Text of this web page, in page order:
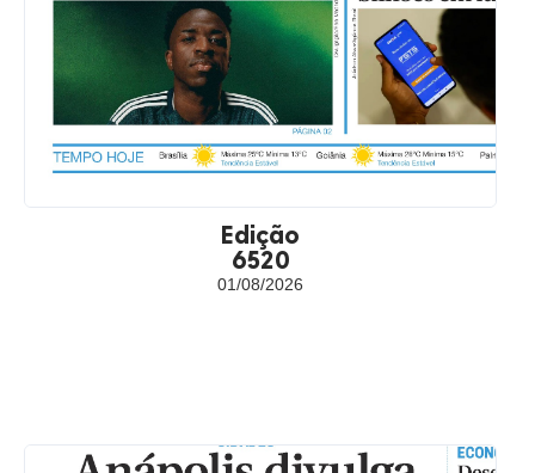
Edição
6520
01/08/2026